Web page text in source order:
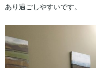
あり過ごしやすいです。